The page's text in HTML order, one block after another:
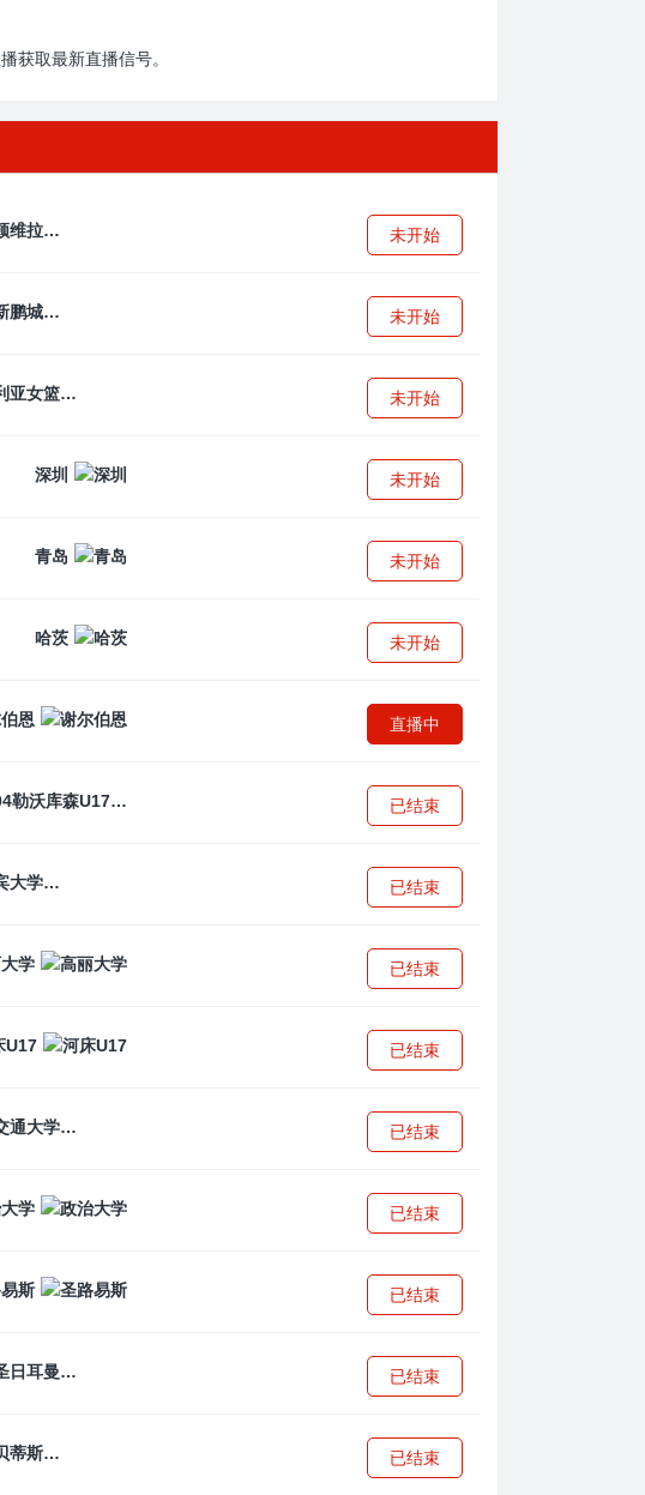
获取最新直播信号。
阿斯顿维拉 未开始
深圳新鹏城 未开始
尼日利亚女篮 未开始
深圳 未开始
青岛 未开始
哈茨 未开始
恩 直播中
拜耳04勒沃库森U17 已结束
菲律宾大学 已结束
学 已结束
U17 已结束
上海交通大学 已结束
学 已结束
斯 已结束
巴黎圣日耳曼 已结束
皇家贝蒂斯 已结束